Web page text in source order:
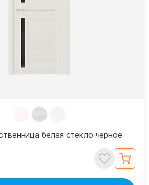
белая стекло черное